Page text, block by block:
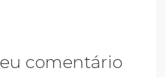
comentário